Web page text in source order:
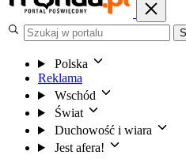
Polska
Reklama
Wschód
Świat
Duchowość i wiara
Jest afera!